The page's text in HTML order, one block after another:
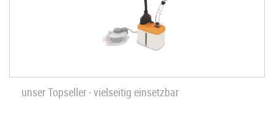
unser Topseller - vielseitig einsetzbar